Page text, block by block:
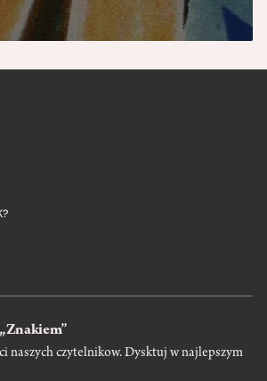
naszych czytelnikow. Dysktuj w najlepszym